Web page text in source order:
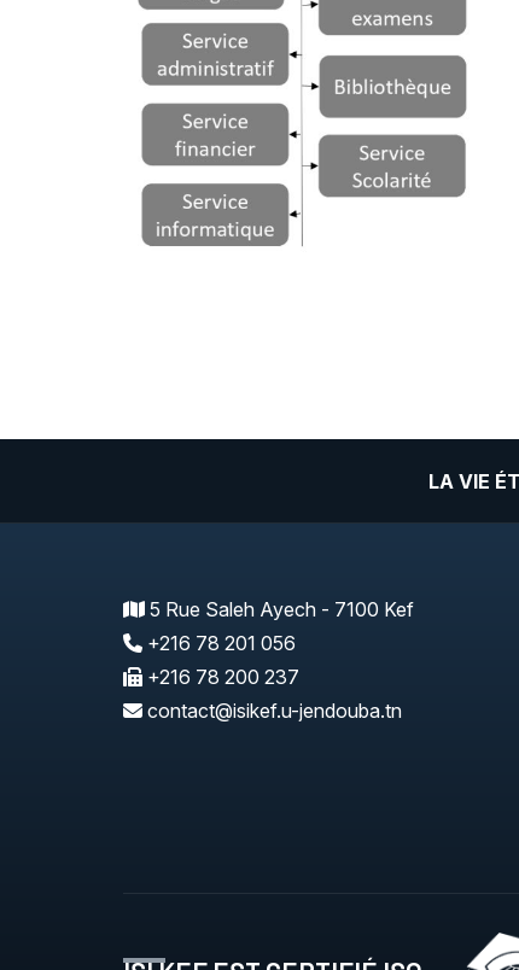
LA VIE
5 Rue Saleh Ayech - 7100 Kef
+216 78 201 056
+216 78 200 237
contact@isikef.u-jendouba.tn